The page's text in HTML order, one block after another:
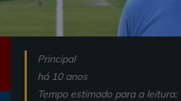
Principal
há 10 anos
Tempo estimado para a